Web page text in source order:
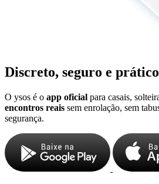
Discreto, seguro e prático
O ysos é o app oficial para casais,
encontros reais sem enrolação, sem
segurança.